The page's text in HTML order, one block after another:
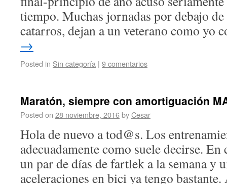
tiempo. Muchas jornadas por debajo
catarros, dejan a un veterano como
→
Posted in Sin categoría | 9 comentarios
Maratón, siempre con amortiguación
Posted on 28 noviembre, 2016byCesar
Hola de nuevo a tod@s. Los
adecuadamente como suele decirse.
un par de días de fartlek a la semana y
aceleraciones en bici ya tengo